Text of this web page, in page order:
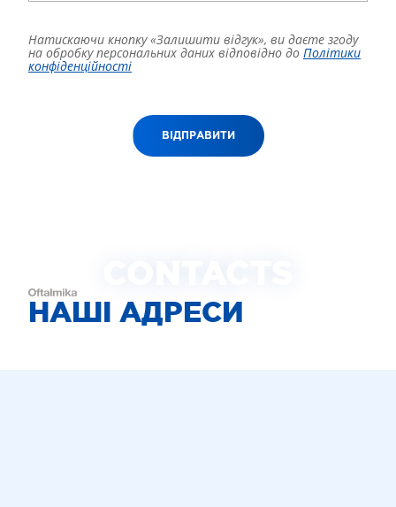
Натискаючи кнопку «Залишити відгук», ви даєте згоду
на обробку персональних даних відповідно до Політики
конфіденційності
ВІДПРАВИТИ
НАШІ АДРЕСИ